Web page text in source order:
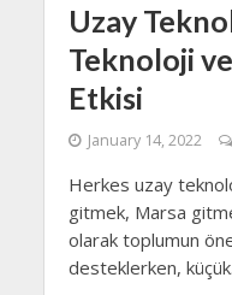
Uzay
Teknoloji
Etkisi
January 14, 2022
Herkes uzay
gitmek, Marsa
olarak toplumun
desteklerken,